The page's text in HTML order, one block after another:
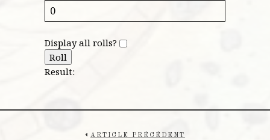
Display all rolls?
Roll
Result:
ARTICLE PRÉCÉDENT